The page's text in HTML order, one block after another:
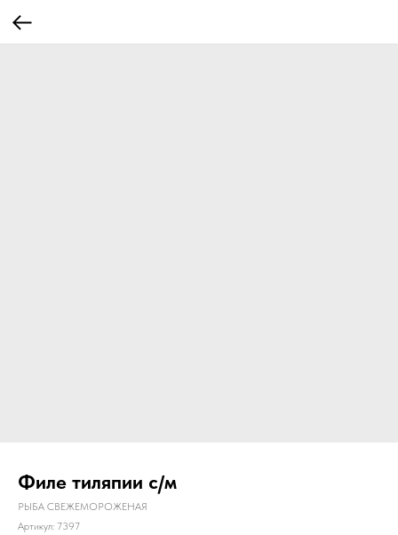
Филе тиляпии с/м
РЫБА СВЕЖЕМОРОЖЕНАЯ
Артикул: 7397